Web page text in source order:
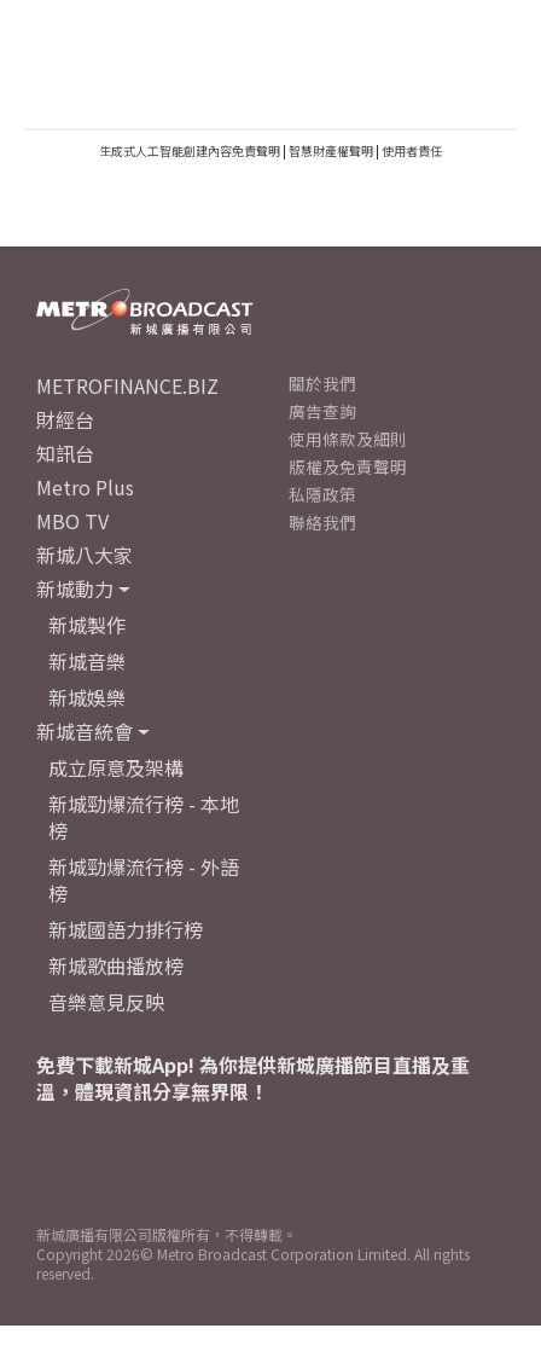
生成式人工智能創建內容免責聲明 | 智慧財產權聲明 | 使用者責任
METROFINANCE.BIZ
財經台
知訊台
Metro Plus
MBO TV
新城八大家
新城動力
新城製作
新城音樂
新城娛樂
新城音統會
成立原意及架構
新城勁爆流行榜 - 本地
榜
新城勁爆流行榜 - 外語
榜
新城國語力排行榜
新城歌曲播放榜
音樂意見反映
關於我們
廣告查詢
使用條款及細則
版權及免責聲明
私隱政策
聯絡我們
免費下載新城App! 為你提供新城廣播節目直播及重
溫，體現資訊分享無界限！
新城廣播有限公司版權所有，不得轉載。
Copyright 2026© Metro Broadcast Corporation Limited. All rights
reserved.